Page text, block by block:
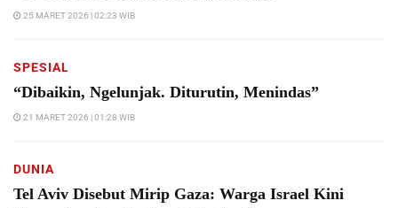
25 MARET 2026 | 02:23 WIB
SPESIAL
“Dibaikin, Ngelunjak. Diturutin, Menindas”
21 MARET 2026 | 01:28 WIB
DUNIA
Tel Aviv Disebut Mirip Gaza: Warga Israel Kini